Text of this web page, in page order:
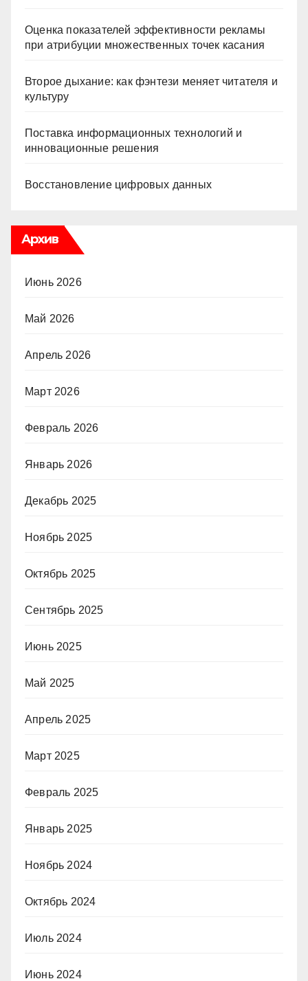
Оценка показателей эффективности рекламы
при атрибуции множественных точек касания
Второе дыхание: как фэнтези меняет читателя и
культуру
Поставка информационных технологий и
инновационные решения
Восстановление цифровых данных
Архив
Июнь 2026
Май 2026
Апрель 2026
Март 2026
Февраль 2026
Январь 2026
Декабрь 2025
Ноябрь 2025
Октябрь 2025
Сентябрь 2025
Июнь 2025
Май 2025
Апрель 2025
Март 2025
Февраль 2025
Январь 2025
Ноябрь 2024
Октябрь 2024
Июль 2024
Июнь 2024